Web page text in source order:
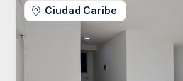
Ciudad Caribe